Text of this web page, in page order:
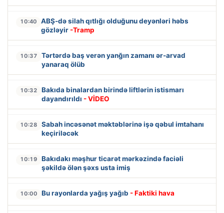
10:40
ABŞ-də silah qıtlığı olduğunu deyənləri həbs
gözləyir -Tramp
10:37
Tərtərdə baş verən yanğın zamanı ər-arvad
yanaraq ölüb
10:32
Bakıda binalardan birində liftlərin istismarı
dayandırıldı - VİDEO
10:28
Sabah incəsənət məktəblərinə işə qəbul imtahanı
keçiriləcək
10:19
Bakıdakı məşhur ticarət mərkəzində faciəli
şəkildə ölən şəxs usta imiş
10:00 Bu rayonlarda yağış yağıb - Faktiki hava